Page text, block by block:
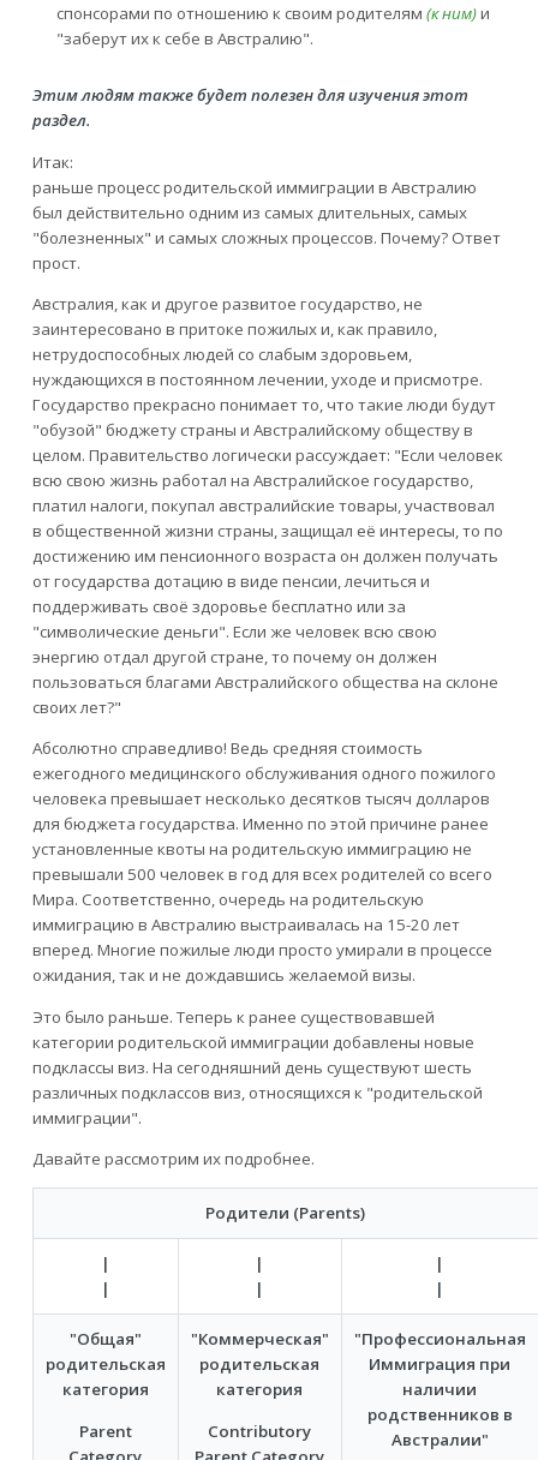
спонсорами по отношению к своим родителям (к ним)и
"заберут их к себе в Австралию".
Этим людям также будет полезен для изучения этот
раздел.
Итак:
раньше процесс родительской иммиграции в Австралию
был действительно одним из самых длительных, самых
"болезненных" и самых сложных процессов. Почему? Ответ
прост.
Австралия, как и другое развитое государство, не
заинтересовано в притоке пожилых и, как правило,
нетрудоспособных людей со слабым здоровьем,
нуждающихся в постоянном лечении, уходе и присмотре.
Государство прекрасно понимает то, что такие люди будут
"обузой" бюджету страны и Австралийскому обществу в
целом. Правительство логически рассуждает: "Если человек
всю свою жизнь работал на Австралийское государство,
платил налоги, покупал австралийские товары, участвовал
в общественной жизни страны, защищал её интересы, то по
достижению им пенсионного возраста он должен получать
от государства дотацию в виде пенсии, лечиться и
поддерживать своё здоровье бесплатно или за
"символические деньги". Если же человек всю свою
энергию отдал другой стране, то почему он должен
пользоваться благами Австралийского общества на склоне
своих лет?"
Абсолютно справедливо! Ведь средняя стоимость
ежегодного медицинского обслуживания одного пожилого
человека превышает несколько десятков тысяч долларов
для бюджета государства. Именно по этой причине ранее
установленные квоты на родительскую иммиграцию не
превышали 500 человек в год для всех родителей со всего
Мира. Соответственно, очередь на родительскую
иммиграцию в Австралию выстраивалась на 15-20 лет
вперед. Многие пожилые люди просто умирали в процессе
ожидания, так и не дождавшись желаемой визы.
Это было раньше. Теперь к ранее существовавшей
категории родительской иммиграции добавлены новые
подклассы виз. На сегодняшний день существуют шесть
различных подклассов виз, относящихся к "родительской
иммиграции".
Давайте рассмотрим их подробнее.
Родители (Parents)
|
|
|
|
|
|
"Общая"
родительская
категория
Parent
"Коммерческая"
родительская
категория
Contributory
"Профессиональная
Иммиграция при
наличии
родственников в
Австралии"